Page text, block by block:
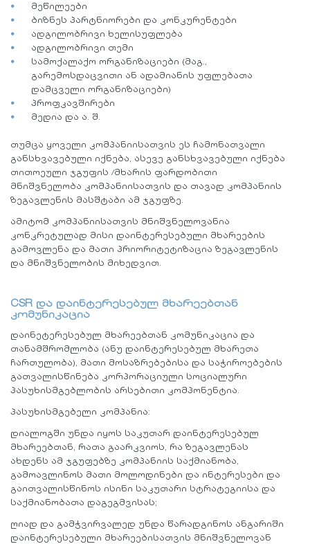
მეწილეები
ბიზნეს პარტნიორები და კონკურენტები
ადგილობრივი ხელისუფლება
ადგილობრივი თემი
სამოქალაქო ორგანიზაციები (მაგ.,
გარემოსდაცვითი ან ადამიანის უფლებათა
დამცველი ორგანიზაციები)
პროფკავშირები
მედია და ა. შ.
თუმცა ყოველი კომპანიისათვის ეს ჩამონათვალი
განსხვავებული იქნება, ასევე განსხვავებული იქნება
თითოეული ჯგუფის /მხარის ფარდობითი
მნიშვნელობა კომპანიისათვის და თავად კომპანიის
ზეგავლენის მასშტაბი ამ ჯგუფზე.
ამიტომ კომპანიისათვის მნიშვნელოვანია
კონკრეტულად მისი დაინტერესებული მხარეების
გამოვლენა და მათი პრიორიტეტიზაცია ზეგავლენის
და მნიშვნელობის მიხედვით.
CSR და დაინტერესებულ მხარეებთან
კომუნიკაცია
დაინეტერესებულ მხარეებთან კომუნიკაცია და
თანამშრომლობა (ანუ დაინტერესებულ მხარეთა
ჩართულობა), მათი მოსაზრებებისა და საჭიროებების
გათვალისწინება კორპორაციული სოციალური
პასუხისმგებლობის არსებითი კომპონენტია.
პასუხისმგებელი კომპანია:
დიალოგში უნდა იყოს საკუთარ დაინტერესებულ
მხარეებთან, რათა გაარკვიოს, რა ზეგავლენას
ახდენს ამ ჯგუფებზე კომპანიის საქმიანობა,
გამოავლინოს მათი მოლოდინები და ინტერესები და
გაითვალისწინოს ისინი საკუთარი სტრატეგიისა და
საქმიანობათა დაგეგმვისას;
ღიად და გამჭვირვალედ უნდა წარადგინოს ანგარიში
დაინტერესებული მხარეებისათვის მნიშვნელოვან